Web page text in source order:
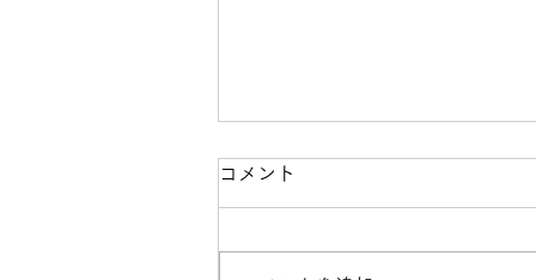
コメント